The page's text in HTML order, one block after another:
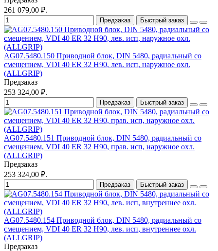
261 079,00 ₽.
Предзаказ Быстрый заказ
AG07.5480.150 Приводной блок, DIN 5480, радиальный со
смещением, VDI 40 ER 32 H90, лев. исп, наружное охл.
(ALLGRIP)
Предзаказ
253 324,00 ₽.
Предзаказ Быстрый заказ
AG07.5480.151 Приводной блок, DIN 5480, радиальный со
смещением, VDI 40 ER 32 H90, прав. исп, наружное охл.
(ALLGRIP)
Предзаказ
253 324,00 ₽.
Предзаказ Быстрый заказ
AG07.5480.154 Приводной блок, DIN 5480, радиальный со
смещением, VDI 40 ER 32 H90, лев. исп, внутреннее охл.
(ALLGRIP)
Предзаказ